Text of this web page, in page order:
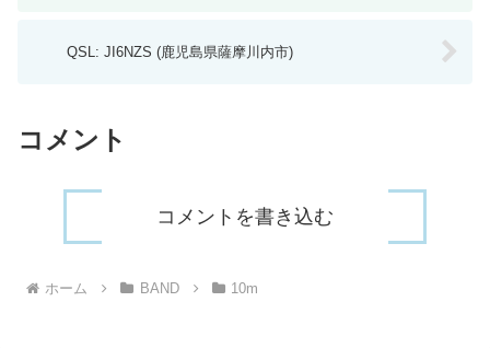
QSL: JI6NZS (鹿児島県薩摩川内市)
コメント
コメントを書き込む
ホーム BAND 10m